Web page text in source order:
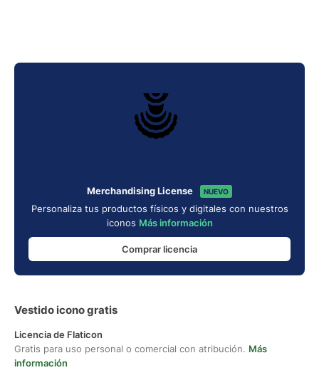
Merchandising License NUEVO
Personaliza tus productos físicos y digitales con nuestros
iconos Más información
Comprar licencia
Vestido icono gratis
Licencia de Flaticon
Gratis para uso personal o comercial con atribución. Más
información